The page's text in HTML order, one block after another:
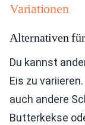
Variationen
Alternativen
Du kannst
Eis zu
auch andere
Butterkekse